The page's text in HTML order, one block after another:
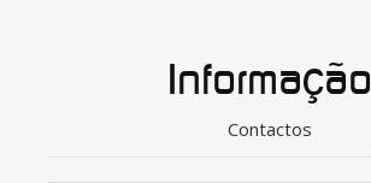
Informação
Contactos